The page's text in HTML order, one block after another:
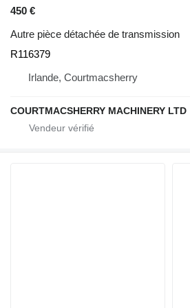
450 €
Autre pièce détachée de transmission
R116379
Irlande, Courtmacsherry
COURTMACSHERRY MACHINERY LTD